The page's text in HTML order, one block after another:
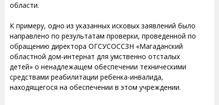
области.
К примеру, одно из указанных исковых заявлений было
направлено по результатам проверки, проведенной по
обращению директора ОГСУСОССЗН «Магаданский
областной дом-интернат для умственно отсталых
детей» о ненадлежащем обеспечении техническими
средствами реабилитации ребенка-инвалида,
находящегося на обеспечении в этом учреждении.